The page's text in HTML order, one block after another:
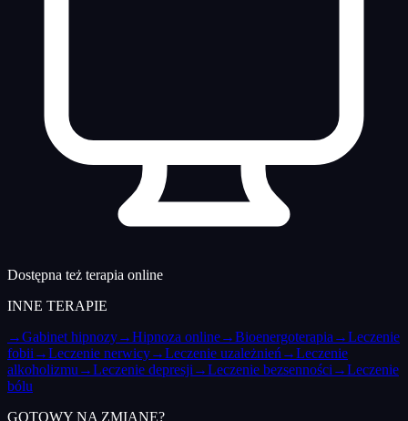
Dostępna też terapia online
INNE TERAPIE
→Gabinet hipnozy→Hipnoza online→Bioenergoterapia →Leczenie
fobii →Leczenie nerwicy→Leczenie uzależnień →Leczenie
alkoholizmu →Leczenie depresji →Leczenie bezsenności →Leczenie
bólu
GOTOWY NA ZMIANĘ?